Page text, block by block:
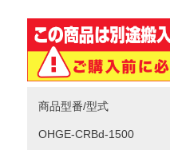
商品型番/型式
OHGE-CRBd-1500